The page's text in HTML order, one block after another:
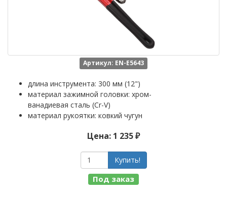
Артикул: EN-E5643
длина инструмента: 300 мм (12")
материал зажимной головки: хром-
ванадиевая сталь (Cr-V)
материал рукоятки: ковкий чугун
Цена: 1 235 ₽
Купить!
Под заказ